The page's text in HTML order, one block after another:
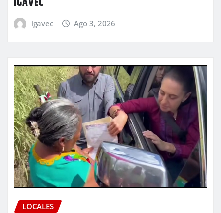
igavec Ago 3, 2026
LOCALES